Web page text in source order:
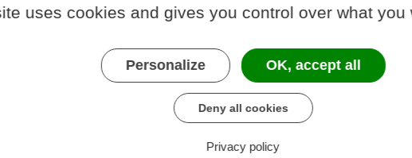
uses cookies and gives you control over what you
Personalize OK, accept all
Deny all cookies
Privacy policy